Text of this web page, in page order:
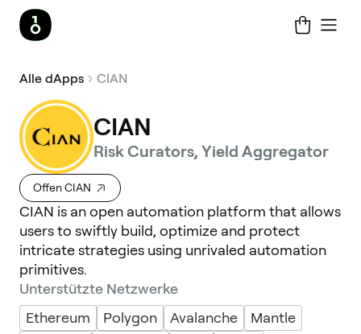
Alle dApps CIAN
CIAN
Risk Curators, Yield Aggregator
Offen CIAN
CIAN is an open automation platform that allows
users to swiftly build, optimize and protect
intricate strategies using unrivaled automation
primitives.
Unterstützte Netzwerke
Ethereum
Polygon Avalanche
Mantle